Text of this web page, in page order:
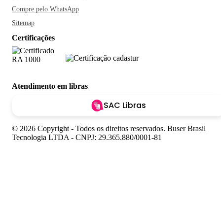
Compre pelo WhatsApp
Sitemap
Certificações
Atendimento em libras
SAC Libras
© 2026 Copyright - Todos os direitos reservados. Buser Brasil
Tecnologia LTDA - CNPJ: 29.365.880/0001-81